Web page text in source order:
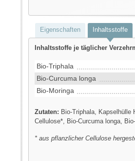
Eigenschaften Inhaltsstoffe
Inhaltsstoffe je täglicher
Bio-Triphala
Bio-Curcuma longa
Bio-Moringa
Zutaten: Bio-Triphala, Kapselhülle
Cellulose*, Bio-Curcuma longa,
* aus pflanzlicher Cellulose